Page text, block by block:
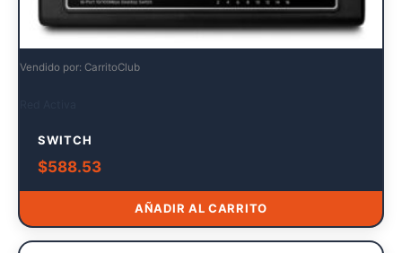
Vendido por: CarritoClub
SWITCH
$588.53
AÑADIR AL CARRITO